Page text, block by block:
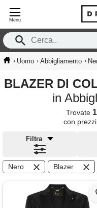
Menu
› Uomo › Abbigliamento ›
BLAZER DI
in
Trovate
con
Filtra
Nero Blazer